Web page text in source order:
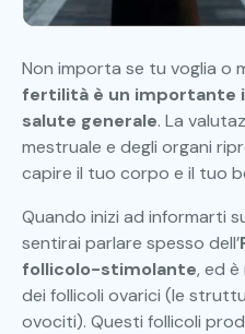
Non importa se tu voglia o
fertilità è un importante
salute generale. La
mestruale e degli organi
capire il tuo corpo e il tuo
Quando inizi ad informarti
sentirai parlare spesso dell’
follicolo-stimolante, ed
dei follicoli ovarici (le
ovociti). Questi follicoli